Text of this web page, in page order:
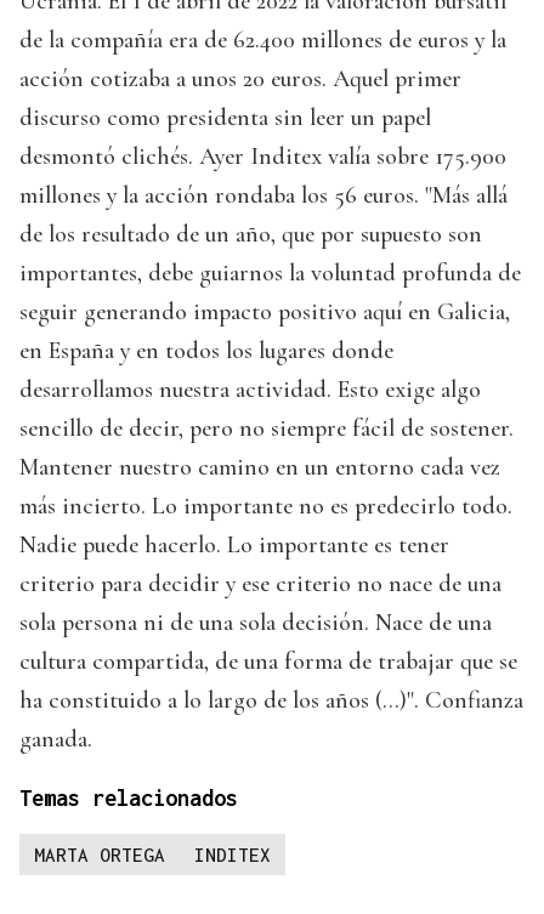
de la compañía era de 62.400 millones de euros y la
acción cotizaba a unos 20 euros. Aquel primer
discurso como presidenta sin leer un papel
desmontó clichés. Ayer Inditex valía sobre 175.900
millones y la acción rondaba los 56 euros. "Más allá
de los resultado de un año, que por supuesto son
importantes, debe guiarnos la voluntad profunda de
seguir generando impacto positivo aquí en Galicia,
en España y en todos los lugares donde
desarrollamos nuestra actividad. Esto exige algo
sencillo de decir, pero no siempre fácil de sostener.
Mantener nuestro camino en un entorno cada vez
más incierto. Lo importante no es predecirlo todo.
Nadie puede hacerlo. Lo importante es tener
criterio para decidir y ese criterio no nace de una
sola persona ni de una sola decisión. Nace de una
cultura compartida, de una forma de trabajar que se
ha constituido a lo largo de los años (...)". Confianza
ganada.
Temas relacionados
MARTA ORTEGA INDITEX